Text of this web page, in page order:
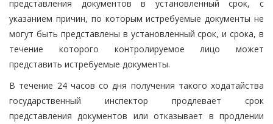
представления документов в установленный срок, с
указанием причин, по которым истребуемые документы не
могут быть представлены в установленный срок, и срока, в
течение которого контролируемое лицо может
представить истребуемые документы.
В течение 24 часов со дня получения такого ходатайства
государственный инспектор продлевает срок
представления документов или отказывает в продлении